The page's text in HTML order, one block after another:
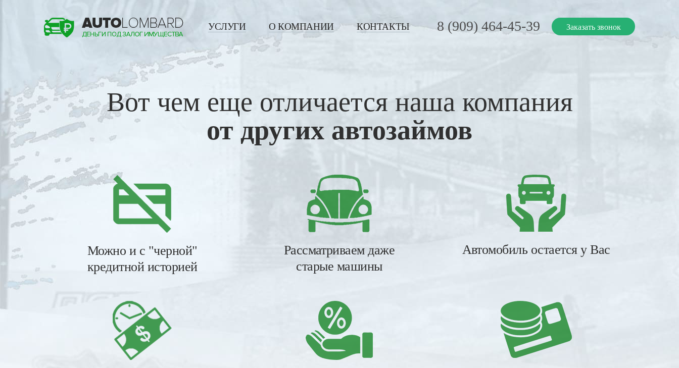
УСЛУГИ О КОМПАНИИ КОНТАКТЫ 8 (909) 464-45-39 Заказать звонок
Вот чем еще отличается наша компания
от других автозаймов
Можно и с "черной"
кредитной историей
Рассматриваем даже
старые машины
Автомобиль остается у Вас